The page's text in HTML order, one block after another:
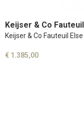
Keijser & Co
Keijser & Co Fauteuil
€ 1.385,00